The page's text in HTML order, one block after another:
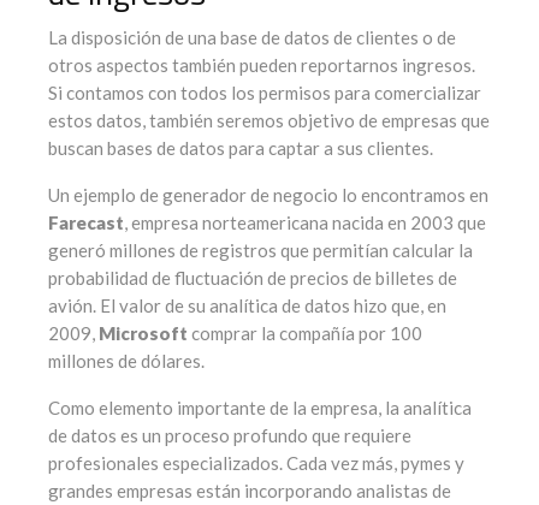
La disposición de una base de datos de clientes o de
otros aspectos también pueden reportarnos ingresos.
Si contamos con todos los permisos para comercializar
estos datos, también seremos objetivo de empresas que
buscan bases de datos para captar a sus clientes.
Un ejemplo de generador de negocio lo encontramos en
Farecast, empresa norteamericana nacida en 2003 que
generó millones de registros que permitían calcular la
probabilidad de fluctuación de precios de billetes de
avión. El valor de su analítica de datos hizo que, en
2009, Microsoft comprar la compañía por 100
millones de dólares.
Como elemento importante de la empresa, la analítica
de datos es un proceso profundo que requiere
profesionales especializados. Cada vez más, pymes y
grandes empresas están incorporando analistas de